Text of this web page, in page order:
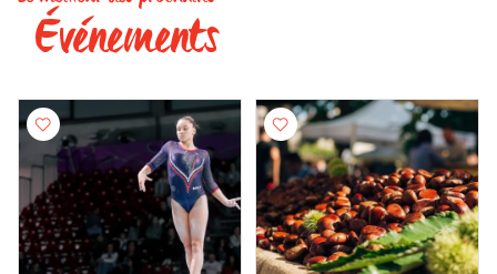
Événements